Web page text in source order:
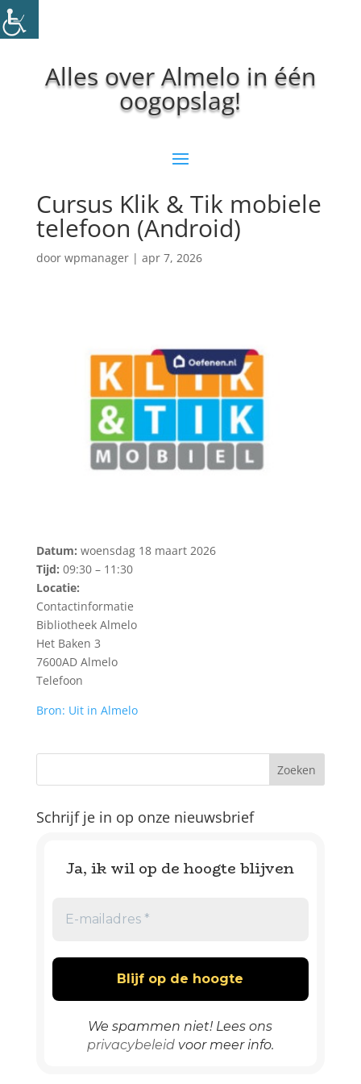
Alles over Almelo in één
oogopslag!
Cursus Klik & Tik mobiele
telefoon (Android)
door wpmanager| apr 7, 2026
Datum: woensdag 18 maart 2026
Tijd: 09:30 – 11:30
Locatie:
Contactinformatie
Bibliotheek Almelo
Het Baken 3
7600AD Almelo
Telefoon
Bron: Uit in Almelo
Schrijf je in op onze nieuwsbrief
Ja, ik wil op de hoogte blijven
We spammen niet! Lees ons
privacybeleidvoor meer info.